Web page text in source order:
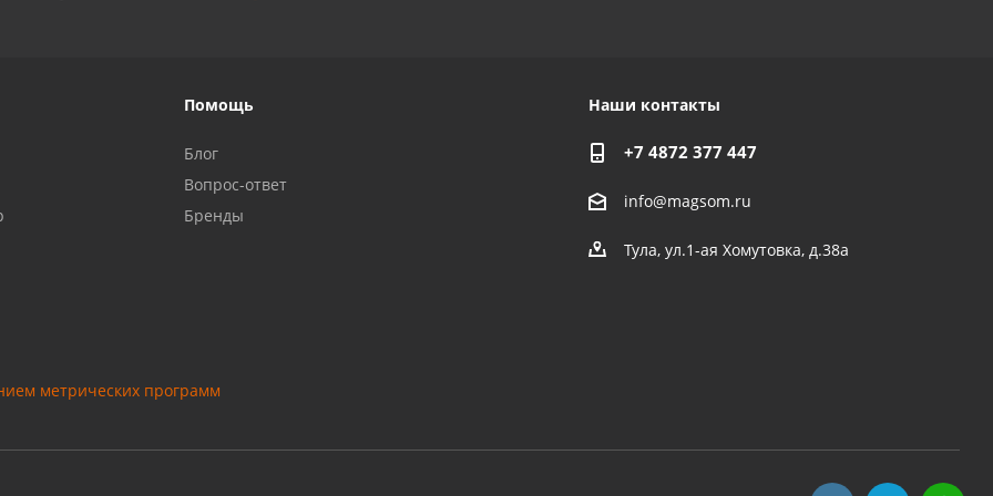
Помощь
Блог
Вопрос-ответ
Бренды
Наши контакты
+7 4872 377 447
info@magsom.ru
Тула, ул.1-ая Хомутовка, д.38а
метрических программ